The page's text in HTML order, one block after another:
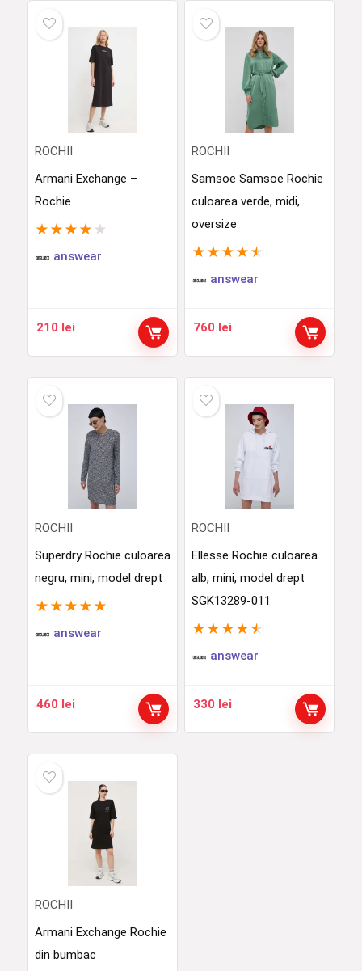
ROCHII
Armani Exchange –
Rochie
★ ★ ★ ★ ★
answear
210 lei
ROCHII
Samsoe Samsoe Rochie
culoarea verde, midi,
oversize
★ ★ ★ ★ ★
answear
760 lei
ROCHII
Superdry Rochie culoarea
negru, mini, model drept
★ ★ ★ ★ ★
answear
460 lei
ROCHII
Ellesse Rochie culoarea
alb, mini, model drept
SGK13289-011
★ ★ ★ ★ ★
answear
330 lei
ROCHII
Armani Exchange Rochie
din bumbac